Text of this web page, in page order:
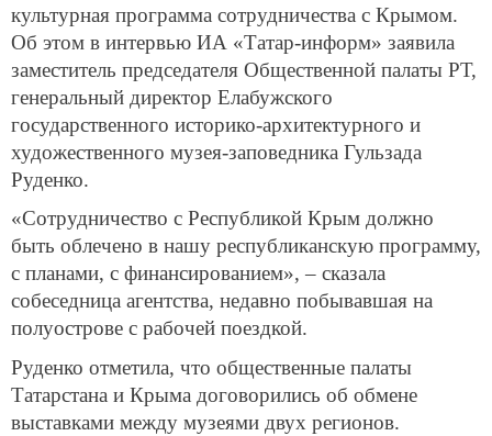
культурная программа сотрудничества с Крымом.
Об этом в интервью ИА «Татар-информ» заявила
заместитель председателя Общественной палаты РТ,
генеральный директор Елабужского
государственного историко-архитектурного и
художественного музея-заповедника Гульзада
Руденко.
«Сотрудничество с Республикой Крым должно
быть облечено в нашу республиканскую программу,
с планами, с финансированием», – сказала
собеседница агентства, недавно побывавшая на
полуострове с рабочей поездкой.
Руденко отметила, что общественные палаты
Татарстана и Крыма договорились об обмене
выставками между музеями двух регионов.